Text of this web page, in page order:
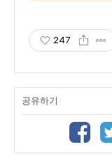
247
공유하기